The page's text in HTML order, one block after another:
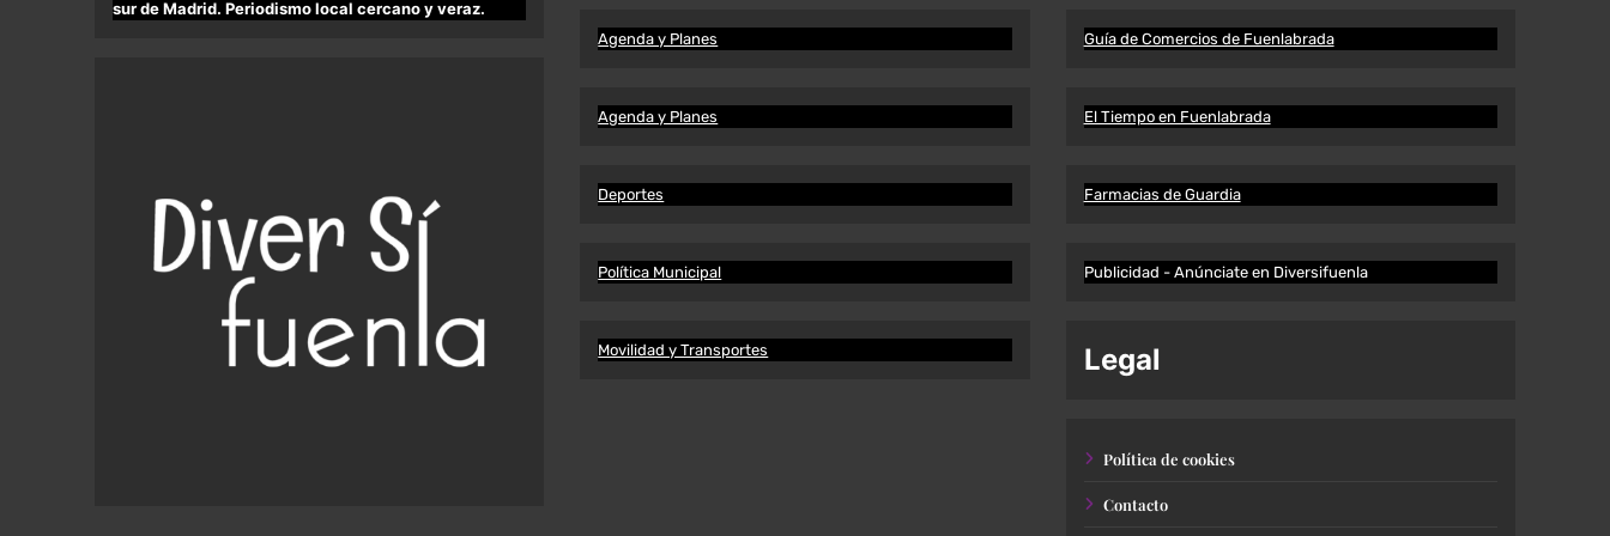
sur de Madrid. Periodismo local cercano y veraz.
Agenda y Planes
Agenda y Planes
Deportes
Política Municipal
Movilidad y Transportes
Guía de Comercios de Fuenlabrada
El Tiempo en Fuenlabrada
Farmacias de Guardia
Publicidad - Anúnciate en Diversifuenla
Legal
Política de cookies
Contacto